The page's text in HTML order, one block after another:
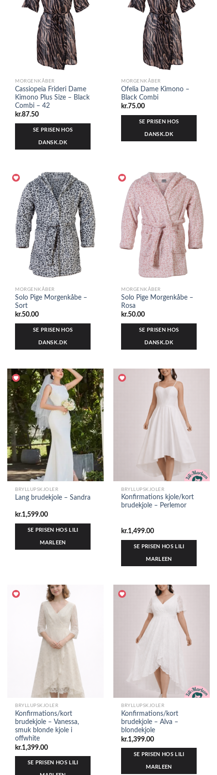
MORGENKÅBER
Cassiopeia Frideri Dame
Kimono Plus Size – Black
Combi – 42
kr.87.50
SE PRISEN HOS
DANSK.DK
MORGENKÅBER
Ofelia Dame Kimono –
Black Combi
kr.75.00
SE PRISEN HOS
DANSK.DK
MORGENKÅBER
Solo Pige Morgenkåbe –
Sort
kr.50.00
SE PRISEN HOS
DANSK.DK
MORGENKÅBER
Solo Pige Morgenkåbe –
Rosa
kr.50.00
SE PRISEN HOS
DANSK.DK
BRYLLUPSKJOLER
Lang brudekjole – Sandra
kr.1,599.00
SE PRISEN HOS LILI
MARLEEN
BRYLLUPSKJOLER
Konfirmations kjole/kort
brudekjole – Perlemor
kr.1,499.00
SE PRISEN HOS LILI
MARLEEN
BRYLLUPSKJOLER
Konfirmations/kort
brudekjole – Vanessa,
smuk blonde kjole i
offwhite
kr.1,399.00
SE PRISEN HOS LILI
BRYLLUPSKJOLER
Konfirmations/kort
brudekjole – Alva –
blondekjole
kr.1,399.00
SE PRISEN HOS LILI
MARLEEN